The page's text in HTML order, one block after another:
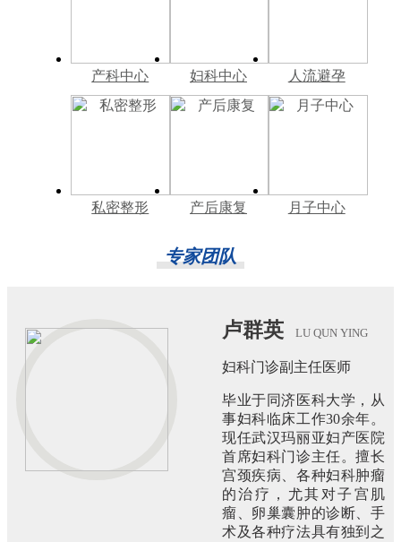
产科中心 妇科中心 人流避孕
私密整形 产后康复 月子中心
专家团队
卢群英 LU QUN YING
妇科门诊副主任医师
毕业于同济医科大学，从
事妇科临床工作30余年。
现任武汉玛丽亚妇产医院
首席妇科门诊主任。擅长
宫颈疾病、各种妇科肿瘤
的治疗，尤其对子宫肌
瘤、卵巢囊肿的诊断、手
术及各种疗法具有独到之